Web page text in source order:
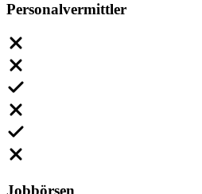
Personalvermittler
Jobbörsen